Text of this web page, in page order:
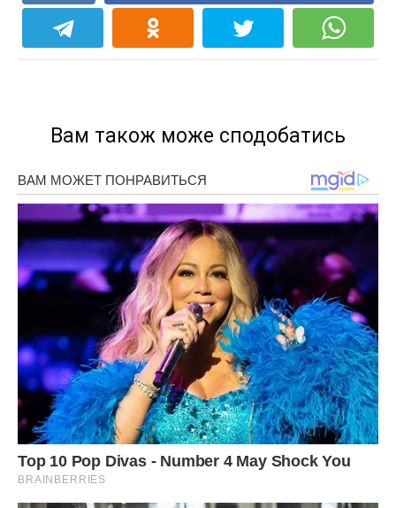
Вам також може сподобатись